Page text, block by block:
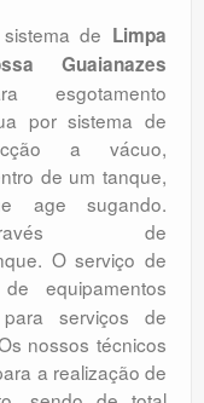
de Limpa
Guaianazes
esgotamento
por sistema de
a vácuo,
de um tanque,
age sugando.
de
O serviço de
equipamentos
serviços de
nossos técnicos
a realização de